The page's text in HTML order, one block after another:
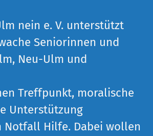
nein e. V. unterstützt
Seniorinnen und
Neu-Ulm und
Treffpunkt, moralische
Unterstützung
Notfall Hilfe. Dabei wollen